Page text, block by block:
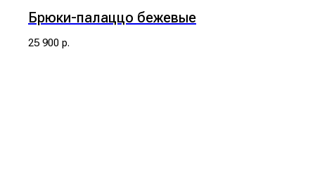
Брюки-палаццо бежевые
25 900 р.